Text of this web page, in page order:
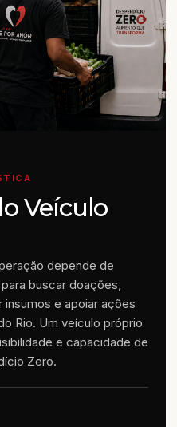
Veículo
depende de
buscar doações,
insumos e apoiar ações
Rio. Um veículo próprio
e capacidade de
Zero.